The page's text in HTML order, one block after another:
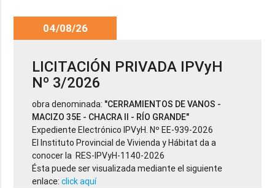
04/08/26
LICITACIÓN PRIVADA IPVyH
Nº 3/2026
obra denominada: "CERRAMIENTOS DE VANOS -
MACIZO 35E - CHACRA II - RÍO GRANDE"
Expediente Electrónico IPVyH. Nº EE-939-2026
El Instituto Provincial de Vivienda y Hábitat da a
conocer la RES-IPVyH-1140-2026
Ésta puede ser visualizada mediante el siguiente
enlace:click aquí